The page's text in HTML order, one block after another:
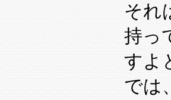
それ
持っ
すよ
では